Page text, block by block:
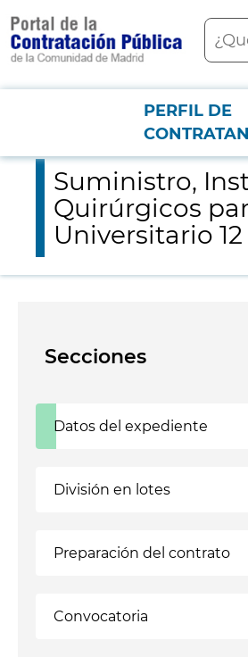
contenido
principal
Menú PCON
PERFIL DE
Suministro, Instalación y
Suministro,
Quirúrgicos
Universitario
Secciones
Datos del expediente
División en lotes
Preparación del contrato
Convocatoria